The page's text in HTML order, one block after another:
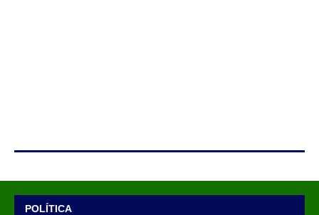
POLÍTICA